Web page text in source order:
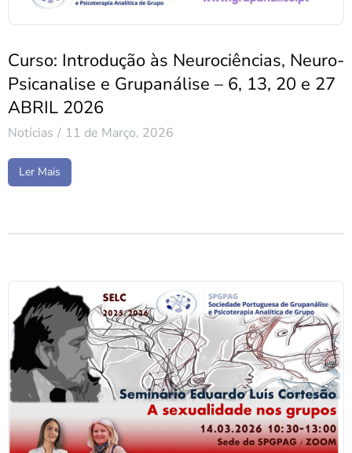
Curso: Introdução às Neurociências, Neuro-
Psicanalise e Grupanálise – 6, 13, 20 e 27
ABRIL 2026
Notícias 11 de Março, 2026
Ler Mais